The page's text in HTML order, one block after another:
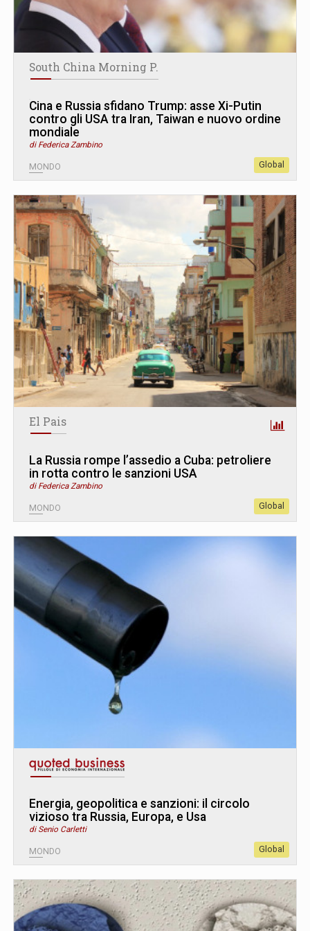
South China Morning P.
Cina e Russia sfidano Trump: asse Xi-Putin
contro gli USA tra Iran, Taiwan e nuovo ordine
mondiale
di Federica Zambino
MONDO Global
El Pais
La Russia rompe l’assedio a Cuba: petroliere
in rotta contro le sanzioni USA
di Federica Zambino
MONDO Global
Energia, geopolitica e sanzioni: il circolo
vizioso tra Russia, Europa, e Usa
di Senio Carletti
MONDO Global